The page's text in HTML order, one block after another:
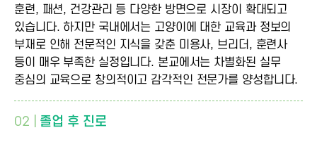
훈련, 패션, 건강관리 등 다양한 방면으로 시장이 확대되고
있습니다. 하지만 국내에서는 고양이에 대한 교육과 정보의
부재로 인해 전문적인 지식을 갖춘 미용사, 브리더, 훈련사
등이 매우 부족한 실정입니다. 본교에서는 차별화된 실무
중심의 교육으로 창의적이고 감각적인 전문가를 양성합니다.
02 | 졸업 후 진로